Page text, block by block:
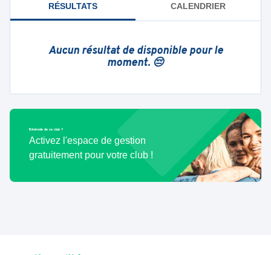
RÉSULTATS CALENDRIER
Aucun résultat de disponible pour le
moment. 😔
Bénévole de ce club ?
Activez l'espace de gestion
gratuitement pour votre club !